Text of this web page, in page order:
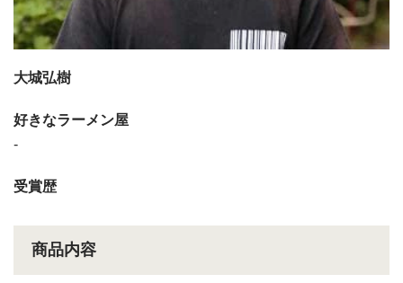
大城弘樹
好きなラーメン屋
-
受賞歴
商品内容